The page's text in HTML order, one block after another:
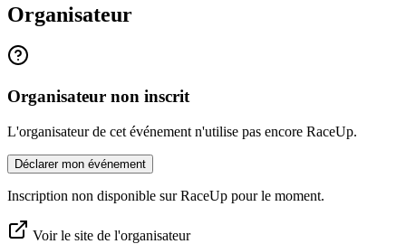
Organisateur
Organisateur non inscrit
L'organisateur de cet événement n'utilise pas encore RaceUp.
Déclarer mon événement
Inscription non disponible sur RaceUp pour le moment.
Voir le site de l'organisateur